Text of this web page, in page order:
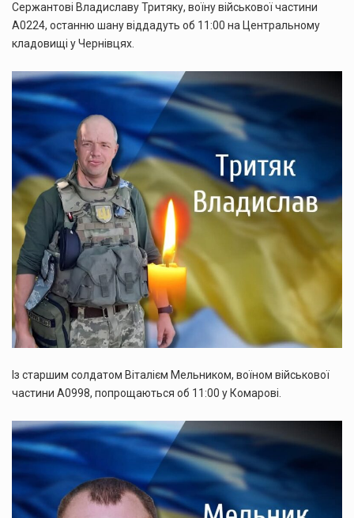
Сержантові Владиславу Тритяку, воїну військової частини
А0224, останню шану віддадуть об 11:00 на Центральному
кладовищі у Чернівцях.
Із старшим солдатом Віталієм Мельником, воїном військової
частини А0998, попрощаються об 11:00 у Комарові.